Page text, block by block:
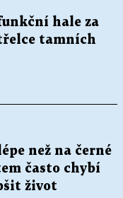
hale za
tamních
než na černé
často chybí
život